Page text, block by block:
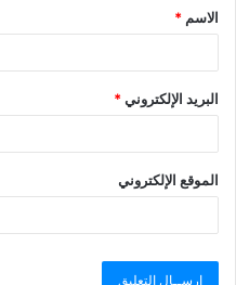
الاسم *
البريد الإلكتروني*
الموقع الإلكتروني